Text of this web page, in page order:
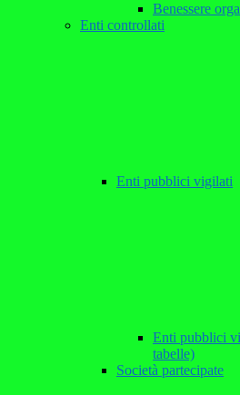
Benessere
Enti controllati
Enti pubblici vigilati
Enti pubblici
tabelle)
Società partecipate